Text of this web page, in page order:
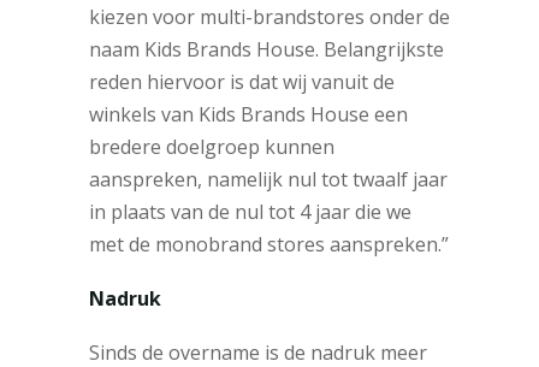
kiezen voor multi-brandstores onder de
naam Kids Brands House. Belangrijkste
reden hiervoor is dat wij vanuit de
winkels van Kids Brands House een
bredere doelgroep kunnen
aanspreken, namelijk nul tot twaalf jaar
in plaats van de nul tot 4 jaar die we
met de monobrand stores aanspreken.”
Nadruk
Sinds de overname is de nadruk meer